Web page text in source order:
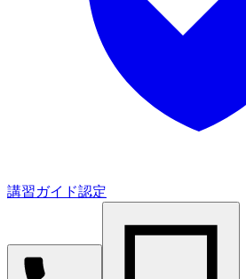
講習ガイド認定